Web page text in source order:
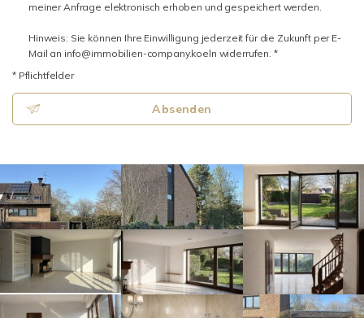
meiner Anfrage elektronisch erhoben und gespeichert werden.
Hinweis: Sie können Ihre Einwilligung jederzeit für die Zukunft per E-
Mail an info@immobilien-company.koeln widerrufen. *
* Pflichtfelder
Absenden